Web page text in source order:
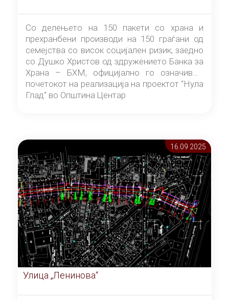
Со делењето на 150 пакети со храна и
прехранбени производи на 150 граѓани од
семејства со висок социјален ризик, заедно
со Душко Христов од здружението Банка за
Храна – БХМ, официјално го означивме
почетокот на реализација на проектот “Нула
Глад“ во Општина Центар
16.09 2025
Улица „Ленинова“